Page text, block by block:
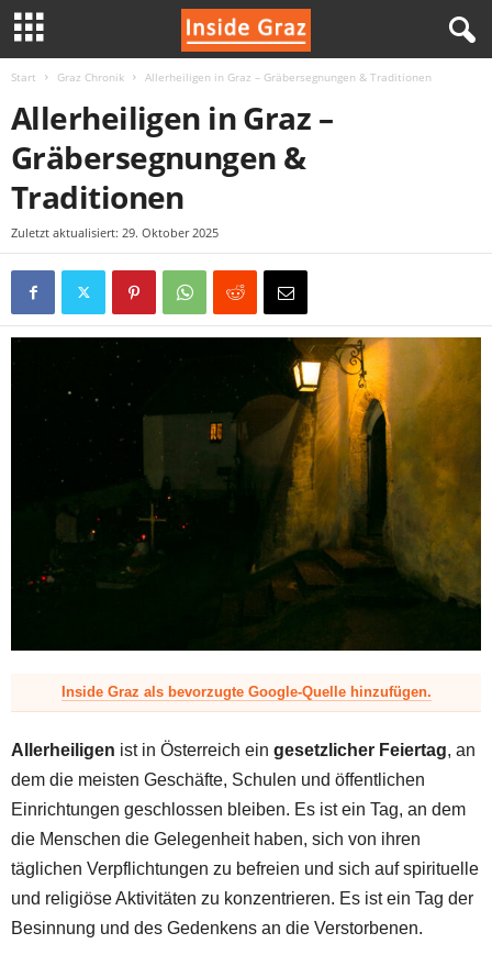
e
Start Graz Chronik Allerheiligen in Graz – Gräbersegnungen & Traditionen
Allerheiligen in Graz –
Gräbersegnungen &
Traditionen
Zuletzt aktualisiert: 29. Oktober 2025
Inside Graz als bevorzugte Google-Quelle hinzufügen.
Allerheiligen ist in Österreich ein gesetzlicher Feiertag, an
dem die meisten Geschäfte, Schulen und öffentlichen
Einrichtungen geschlossen bleiben. Es ist ein Tag, an dem
die Menschen die Gelegenheit haben, sich von ihren
täglichen Verpflichtungen zu befreien und sich auf spirituelle
und religiöse Aktivitäten zu konzentrieren. Es ist ein Tag der
Besinnung und des Gedenkens an die Verstorbenen.